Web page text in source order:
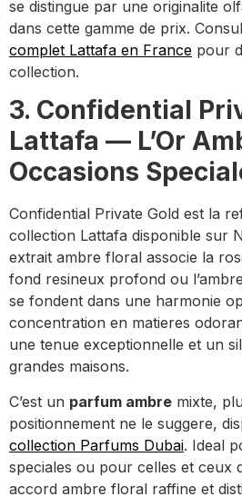
se distingue par une originalite
dans cette gamme de prix.
complet Lattafa en France pour
collection.
3. Confidential
Lattafa — L’Or
Occasions
Confidential Private Gold est la
collection Lattafa disponible sur
extrait ambre floral associe la
fond resineux profond ou
se fondent dans une harmonie
concentration en matieres
une tenue exceptionnelle et un
grandes maisons.
C’est un parfum ambre mixte,
positionnement ne le suggere,
collection Parfums Dubai. Ideal
speciales ou pour celles et ceux
accord ambre floral raffine et